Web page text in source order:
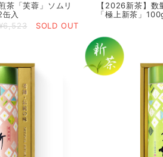
茶「芙蓉」ソムリ
入
SOLD OUT
【2026新茶】数
「極上新茶」